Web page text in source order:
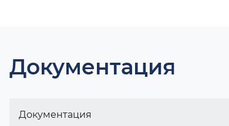
Документация
Документация